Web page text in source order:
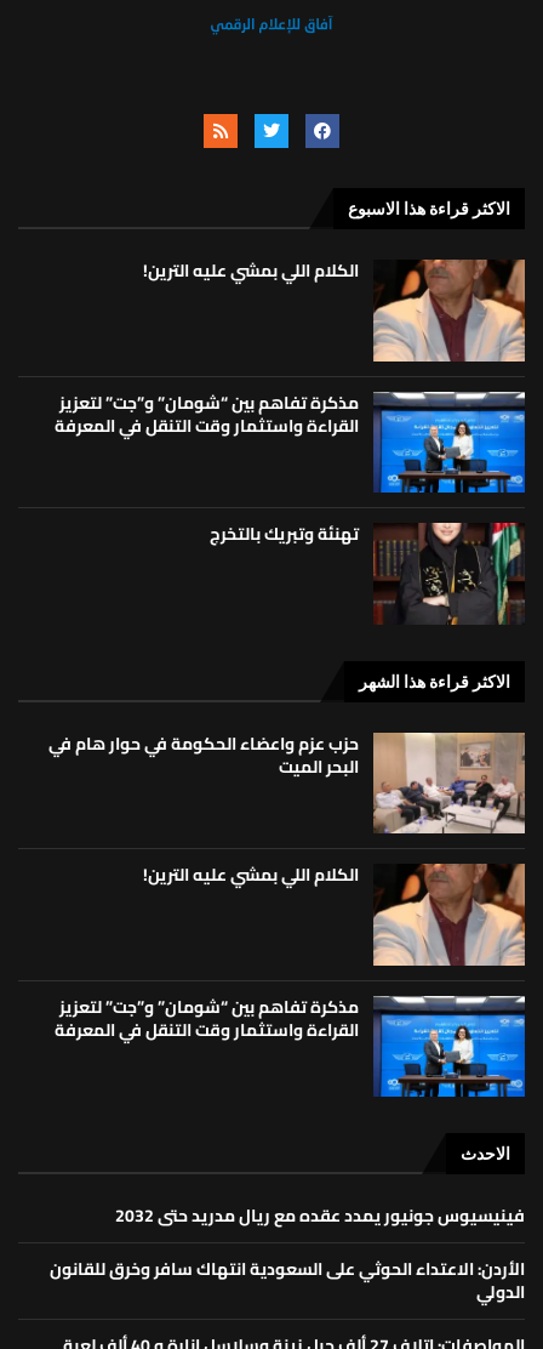
الاكثر قراءة هذا الاسبوع
الكلام اللي بمشي عليه الترين!
مذكرة تفاهم بين “شومان” و”جت” لتعزيز
القراءة واستثمار وقت التنقل في المعرفة
تهنئة وتبريك بالتخرج
الاكثر قراءة هذا الشهر
حزب عزم واعضاء الحكومة في حوار هام في
البحر الميت
الكلام اللي بمشي عليه الترين!
مذكرة تفاهم بين “شومان” و”جت” لتعزيز
القراءة واستثمار وقت التنقل في المعرفة
الاحدث
فينيسيوس جونيور يمدد عقده مع ريال مدريد حتى 2032
الأردن: الاعتداء الحوثي على السعودية انتهاك سافر وخرق للقانون
الدولي